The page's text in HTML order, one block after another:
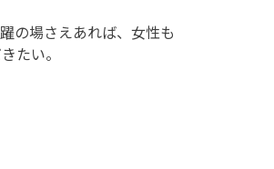
の場さえあれば、女性も
たい。